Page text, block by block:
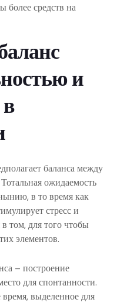
более средств на
и
баланса между
ожидаемость
в то время как
стресс и
том, для того чтобы
элементов.
– построение
для спонтанности.
выделенное для